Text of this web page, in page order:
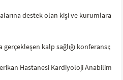
destek olan kişi ve kurumlara
gerçekleşen kalp sağlığı konferansı;
Hastanesi Kardiyoloji Anabilim